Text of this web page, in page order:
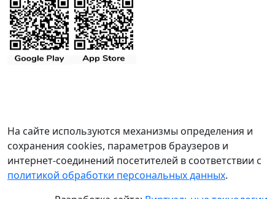
На сайте используются механизмы определения и
сохранения cookies, параметров браузеров и
интернет-соединений посетителей в соответствии с
политикой обработки персональных данных.